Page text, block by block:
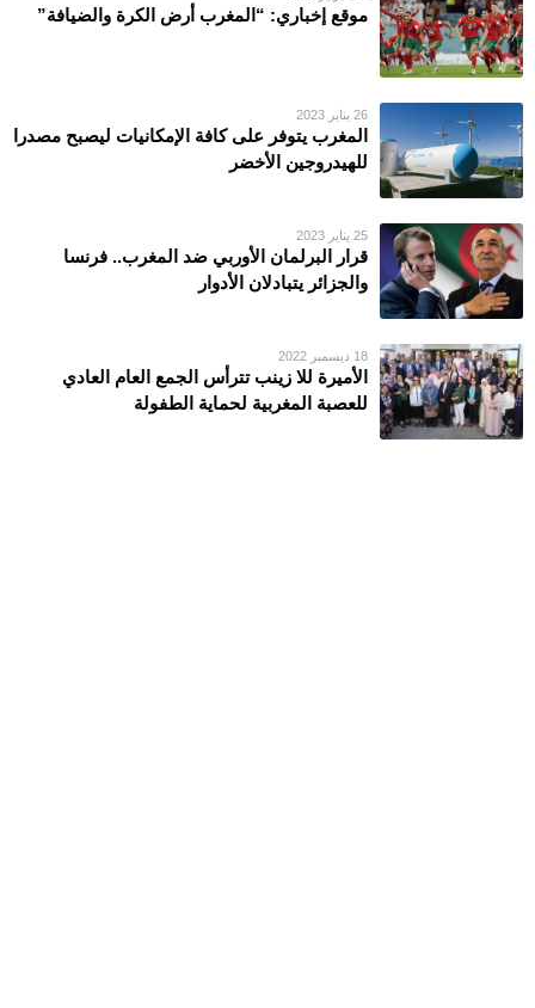
موقع إخباري: “المغرب أرض الكرة والضيافة”
26 يناير 2023
المغرب يتوفر على كافة الإمكانيات ليصبح مصدرا
للهيدروجين الأخضر
25 يناير 2023
قرار البرلمان الأوربي ضد المغرب.. فرنسا
والجزائر يتبادلان الأدوار
18 ديسمبر 2022
الأمیرة للا زینب تترأس الجمع العام العادي
للعصبة المغربیة لحمایة الطفولة